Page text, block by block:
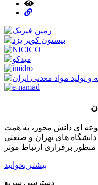
ای دانش محور، به همت
­های تهران و صنعتی
بیشتر بخوانید
دسترسی سریع